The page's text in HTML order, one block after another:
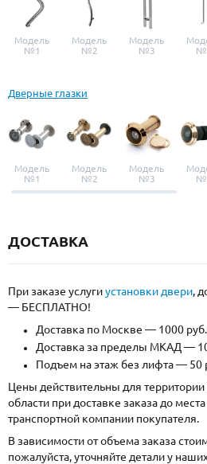
Модель
№1
Модель
№2
Модель
№3
Дверные глазки
Модель
№1
Модель
№2
Модель
№3
ДОСТАВКА
При заказе услугиустановки двери,
— БЕСПЛАТНО!
Доставка по Москве — 1000 руб.
Доставка за пределы МКАД —
Подъем на этаж без лифта — 50
Цены действительны для
области при доставке заказа до
транспортной компании покупателя.
В зависимости от объема заказа
пожалуйста, уточняйте детали у